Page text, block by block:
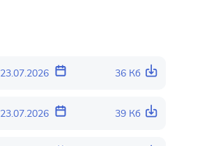
23.07.2026 36 Кб
23.07.2026 39 Кб